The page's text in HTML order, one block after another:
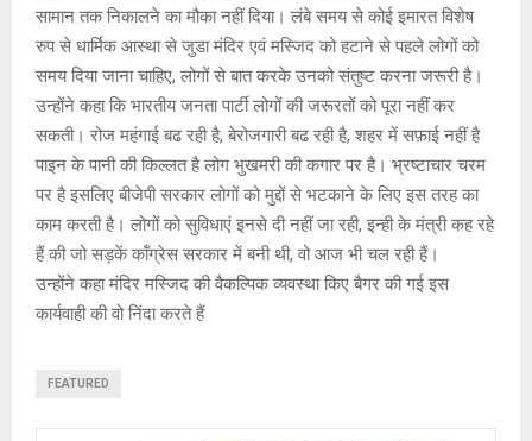
सामान तक निकालने का मौका नहीं दिया। लंबे समय से कोई इमारत विशेष
रुप से धार्मिक आस्था से जुडा मंदिर एवं मस्जिद को हटाने से पहले लोगों को
समय दिया जाना चाहिए, लोगों से बात करके उनको संतुष्ट करना जरूरी है।
उन्होंने कहा कि भारतीय जनता पार्टी लोगों की जरूरतों को पूरा नहीं कर
सकती। रोज महंगाई बढ रही है, बेरोजगारी बढ रही है, शहर में सफ़ाई नहीं है
पाइन के पानी की किल्लत है लोग भुखमरी की कगार पर है। भ्रष्टाचार चरम
पर है इसलिए बीजेपी सरकार लोगों को मुद्दों से भटकाने के लिए इस तरह का
काम करती है। लोगों को सुविधाएं इनसे दी नहीं जा रही, इन्ही के मंत्री कह रहे
हैं की जो सड़कें कॉंग्रेस सरकार में बनी थी, वो आज भी चल रही हैं।
उन्होंने कहा मंदिर मस्जिद की वैकल्पिक व्यवस्था किए बैगर की गई इस
कार्यवाही की वो निंदा करते हैं
FEATURED